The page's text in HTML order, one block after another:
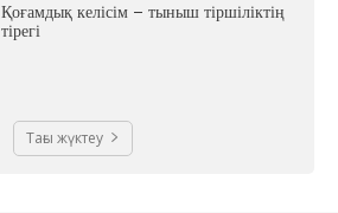
Қоғамдық келісім – тыныш тіршіліктің
тірегі
Тағы жүктеу